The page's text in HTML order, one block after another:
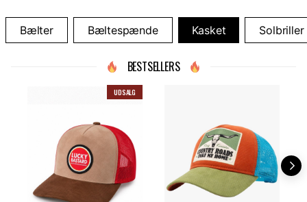
Bælter Bæltespænde Kasket Solbriller
BESTSELLERS
UDSALG